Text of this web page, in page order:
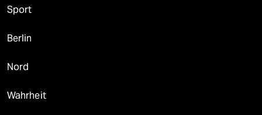
Sport
Berlin
Nord
Wahrheit